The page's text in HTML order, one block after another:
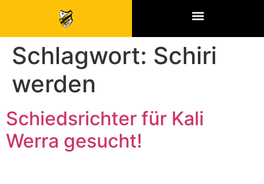
Schlagwort: Schiri
werden
Schiedsrichter für Kali
Werra gesucht!